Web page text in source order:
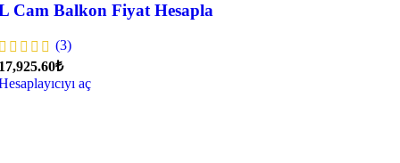
Cam Balkon Fiyat Hesapla
(3)
aç